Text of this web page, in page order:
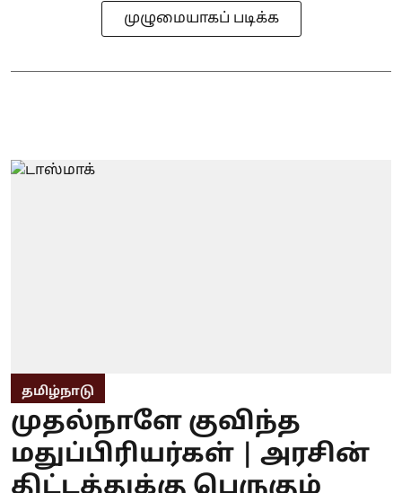
முழுமையாகப் படிக்க
தமிழ்நாடு
முதல்நாளே குவிந்த
மதுப்பிரியர்கள் | அரசின்